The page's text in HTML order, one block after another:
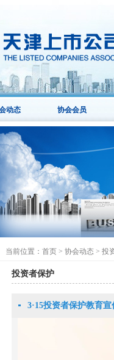
动态 协会会员
当前位置： 首页 > 协会动态 > 投
投资者保护
3·15投资者保护教育